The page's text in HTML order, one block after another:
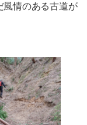
風情のある古道が